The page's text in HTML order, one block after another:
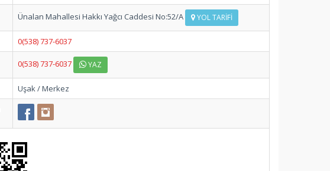
Ünalan Mahallesi Hakkı Yağcı Caddesi No:52/A YOL TARIFI
0(538) 737-6037
0(538) 737-6037 YAZ
Uşak / Merkez